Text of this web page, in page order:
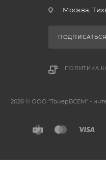
Москва,
ПОЛИТИКА
2026 © ООО "ТонерВСЕМ" -